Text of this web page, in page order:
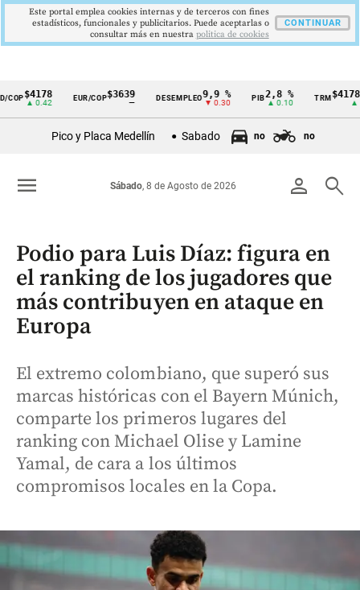
Cintillo
Colombia
$4178
▲ 0.42
EUR/COP$3639 DESEMPLEO9,9 %
▼ 0.30
PIB 2,8 %
▲ 0.10
TRM $4178,23
▲ 0.42
Pico y Placa Medellín Sabado no no
person search
Sábado, 8 de Agosto de 2026
menu
Podio para Luis Díaz: figura en
el ranking de los jugadores que
más contribuyen en ataque en
Europa
El extremo colombiano, que superó sus
marcas históricas con el Bayern Múnich,
comparte los primeros lugares del
ranking con Michael Olise y Lamine
Yamal, de cara a los últimos
compromisos locales en la Copa.
Este portal emplea cookies internas y de terceros con fines
estadísticos, funcionales y publicitarios. Puede aceptarlas o
consultar más en nuestra politica de cookies
CONTINUAR